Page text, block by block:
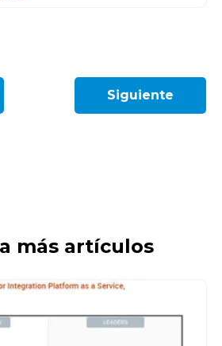
Siguiente
más artículos